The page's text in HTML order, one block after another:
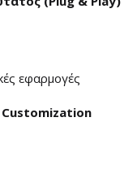
εφαρμογές
Customization